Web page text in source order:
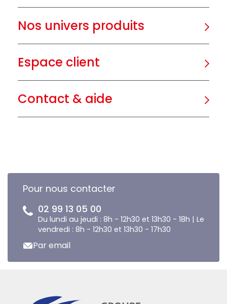
Nos univers produits
Espace client
Contact & aide
Pour nous contacter
02 99 13 05 00
Du lundi au jeudi : 8h - 12h30 et 13h30 - 18h | Le
vendredi : 8h - 12h30 et 13h30 - 17h30
Par email